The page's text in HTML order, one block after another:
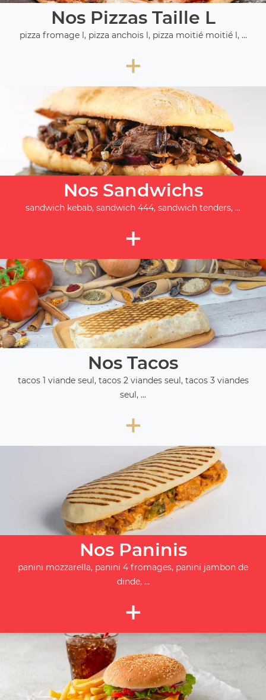
Nos Pizzas Taille L
pizza fromage l, pizza anchois l, pizza moitié moitié l, ...
+
Nos Sandwichs
sandwich kebab, sandwich 444, sandwich tenders, ...
+
Nos Tacos
tacos 1 viande seul, tacos 2 viandes seul, tacos 3 viandes
seul, ...
+
Nos Paninis
panini mozzarella, panini 4 fromages, panini jambon de
dinde, ...
+